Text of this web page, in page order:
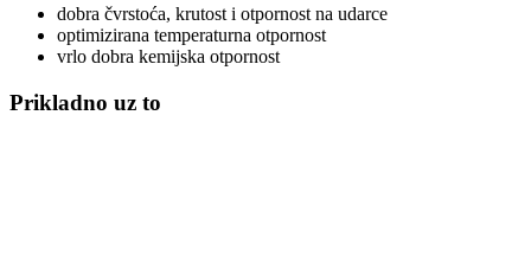
dobra čvrstoća, krutost i otpornost na udarce
optimizirana temperaturna otpornost
vrlo dobra kemijska otpornost
Prikladno uz to